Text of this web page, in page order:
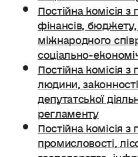
Постійна комісія
фінансів, бюджету,
міжнародного
соціально-
Постійна комісія
людини,
депутатської
регламенту
Постійна комісія з
промисловості,